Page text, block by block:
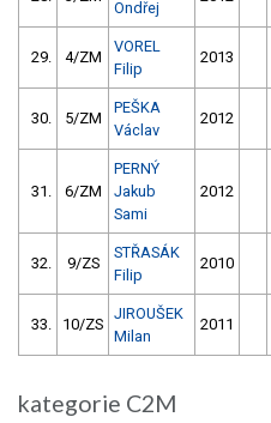
Ondřej
29. 4/ZM
VOREL
Filip
2013
30. 5/ZM
PEŠKA
Václav
2012
31. 6/ZM
PERNÝ
Jakub
Sami
2012
32. 9/ZS
STŘASÁK
Filip
2010
33. 10/ZS
JIROUŠEK
Milan
2011
kategorie C2M